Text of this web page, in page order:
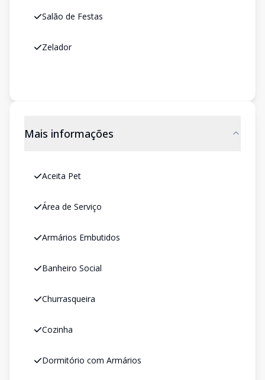
Salão de Festas
Zelador
Mais informações
Aceita Pet
Área de Serviço
Armários Embutidos
Banheiro Social
Churrasqueira
Cozinha
Dormitório com Armários